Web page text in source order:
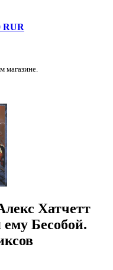
RUR
магазине.
Хатчетт
Бесобой.